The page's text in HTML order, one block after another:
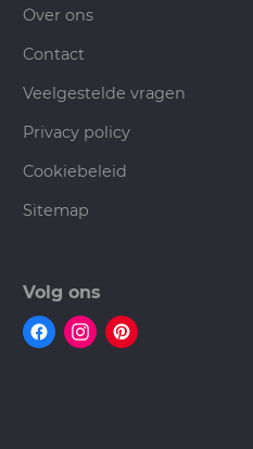
Over ons
Contact
Veelgestelde vragen
Privacy policy
Cookiebeleid
Sitemap
Volg ons